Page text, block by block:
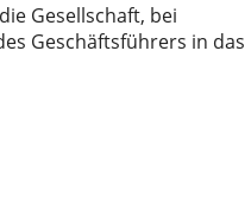
Gesellschaft, bei
Geschäftsführers in das